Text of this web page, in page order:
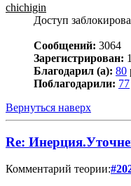
chichigin
Доступ
Сообщений: 3064
Зарегистрирован:
Благодарил (а): 80
Поблагодарили: 77
Вернуться наверх
Re:
Комментарий теории: